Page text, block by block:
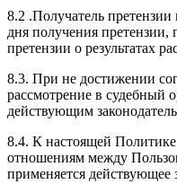
8.2 .Получатель
дня получения претензии,
претензии о результатах
8.3. При не достижении
рассмотрение в судебный
действующим
8.4. К настоящей
отношениям между
применяется действующее